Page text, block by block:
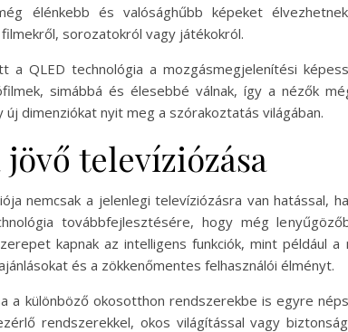
élénkebb és valósághűbb képeket
sorozatokról vagy játékokról.
a QLED technológia a mozgásmegjelenítési
simábbá és élesebbé válnak, így a nézők
dimenziókat nyit meg a szórakoztatás világában.
jövő televíziózása
nemcsak a jelenlegi televíziózásra van
továbbfejlesztésére, hogy még
kapnak az intelligens funkciók, mint például
és a zökkenőmentes felhasználói élményt.
a különböző okosotthon rendszerekbe is egyre
rendszerekkel, okos világítással vagy